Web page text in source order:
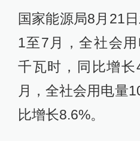
国家能源局8月21
1至7月，全社会
千瓦时，同比增
月，全社会用电量
比增长8.6%。